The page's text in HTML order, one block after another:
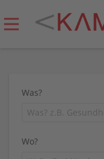
Was?
Wo?